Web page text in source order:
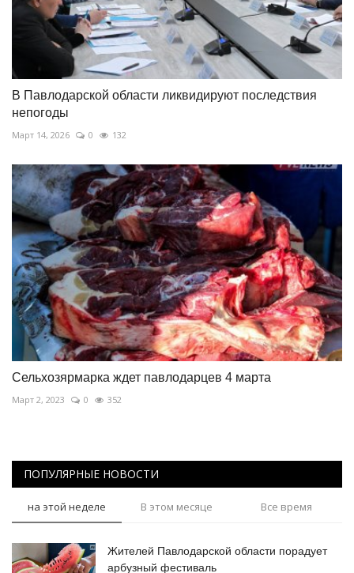
В Павлодарской области ликвидируют последствия
непогоды
Март 14, 2026 0 132
Сельхозярмарка ждет павлодарцев 4 марта
Март 2, 2023 0 352
ПОПУЛЯРНЫЕ НОВОСТИ
на этой неделе В этом месяце Все время
Жителей Павлодарской области порадует
арбузный фестиваль